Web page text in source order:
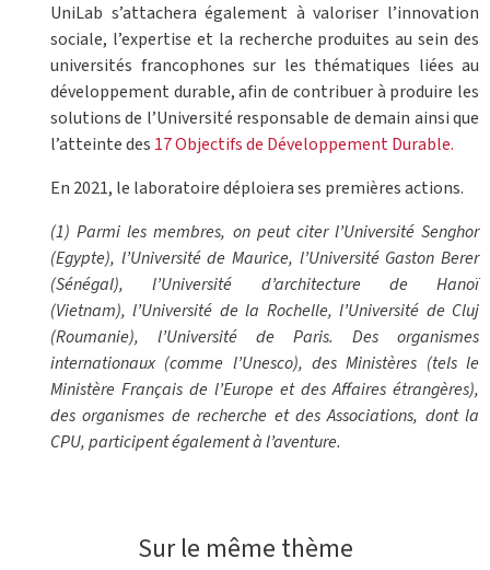
UniLab s’attachera également à valoriser l’innovation
sociale, l’expertise et la recherche produites au sein des
universités francophones sur les thématiques liées au
développement durable, afin de contribuer à produire les
solutions de l’Université responsable de demain ainsi que
l’atteinte des 17 Objectifs de Développement Durable.
En 2021, le laboratoire déploiera ses premières actions.
(1) Parmi les membres, on peut citer l’Université Senghor
(Egypte), l’Université de Maurice, l’Université Gaston Berer
(Sénégal), l’Université d’architecture de Hanoï
(Vietnam), l’Université de la Rochelle, l’Université de Cluj
(Roumanie), l’Université de Paris. Des organismes
internationaux (comme l’Unesco), des Ministères (tels le
Ministère Français de l’Europe et des Affaires étrangères),
des organismes de recherche et des Associations, dont la
CPU, participent également à l’aventure.
Sur le même thème